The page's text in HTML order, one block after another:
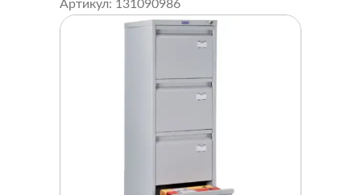
Артикул: 131090986